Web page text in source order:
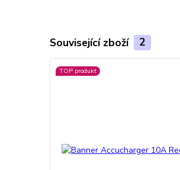
Související zboží 2
TOP produkt